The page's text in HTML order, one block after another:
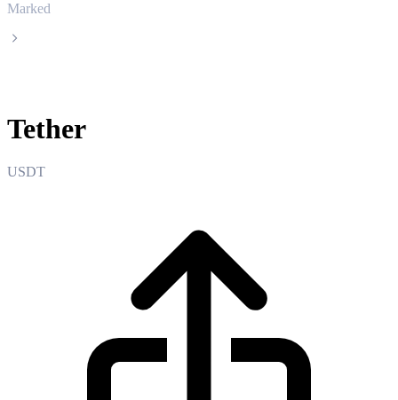
Marked
Tether
USDT